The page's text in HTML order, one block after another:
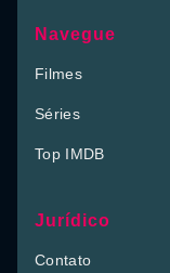
Navegue
Filmes
Séries
Top IMDB
Jurídico
Contato